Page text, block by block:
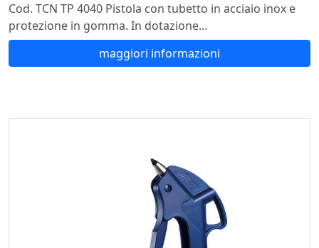
Cod. TCN TP 4040 Pistola con tubetto in acciaio inox e
protezione in gomma. In dotazione...
maggiori informazioni